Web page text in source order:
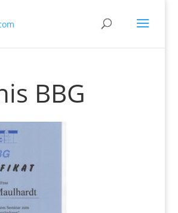
BBG